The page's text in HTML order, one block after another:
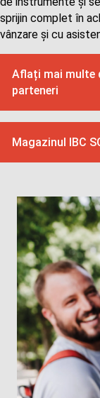
sprijin complet în
vânzare și cu
Aflați mai multe
parteneri
Magazinul IBC